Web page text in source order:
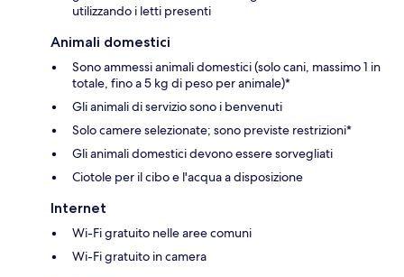
utilizzando i letti presenti
Animali domestici
Sono ammessi animali domestici (solo cani, massimo 1 in
totale, fino a 5 kg di peso per animale)*
Gli animali di servizio sono i benvenuti
Solo camere selezionate; sono previste restrizioni*
Gli animali domestici devono essere sorvegliati
Ciotole per il cibo e l'acqua a disposizione
Internet
Wi-Fi gratuito nelle aree comuni
Wi-Fi gratuito in camera